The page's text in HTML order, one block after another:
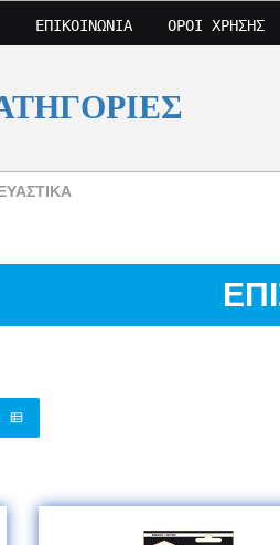
ΕΠΙΚΟΙΝΩΝΊΑ ΌΡΟΙ ΧΡΉΣΗΣ